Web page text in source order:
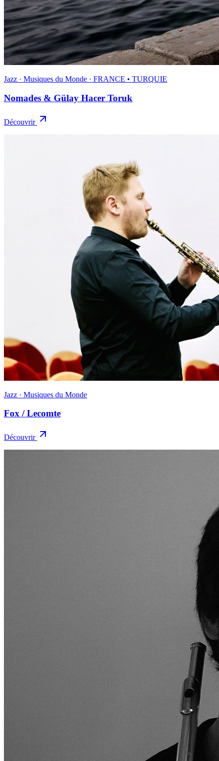
Jazz · Musiques du Monde · FRANCE • TURQUIE
Nomades & Gülay Hacer Toruk
Découvrir
Jazz · Musiques du Monde
Fox / Lecomte
Découvrir